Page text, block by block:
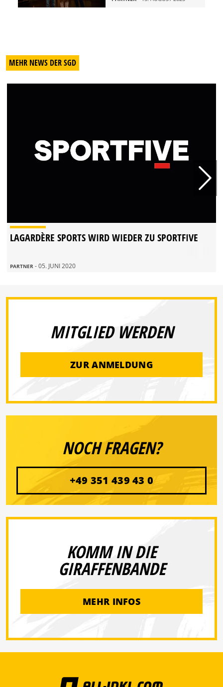
MEHR NEWS DER SGD
LAGARDÈRE SPORTS WIRD WIEDER ZU SPORTFIVE
PARTNER - 05. JUNI 2020
MITGLIED WERDEN
ZUR ANMELDUNG
NOCH FRAGEN?
+49 351 439 43 0
KOMM IN DIE
GIRAFFENBANDE
MEHR INFOS